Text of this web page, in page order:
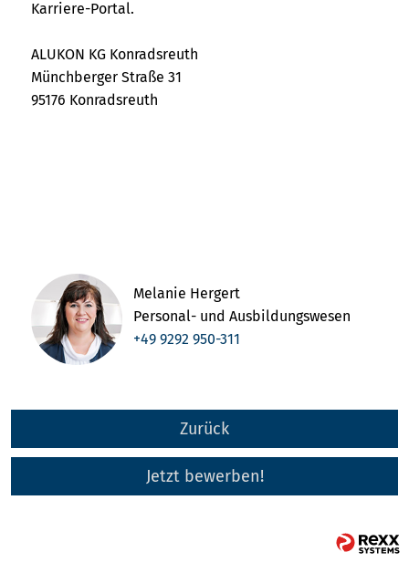
Karriere-Portal.
ALUKON KG Konradsreuth
Münchberger Straße 31
95176 Konradsreuth
Melanie Hergert
Personal- und Ausbildungswesen
+49 9292 950-311
Zurück
Jetzt bewerben!